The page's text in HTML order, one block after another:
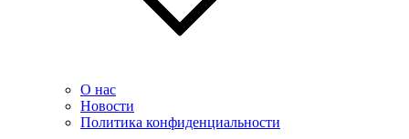
О нас
Новости
Политика конфиденциальности